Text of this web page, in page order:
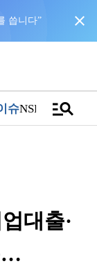
로가기 close
슈NSPTVmanage_search
대출·
…